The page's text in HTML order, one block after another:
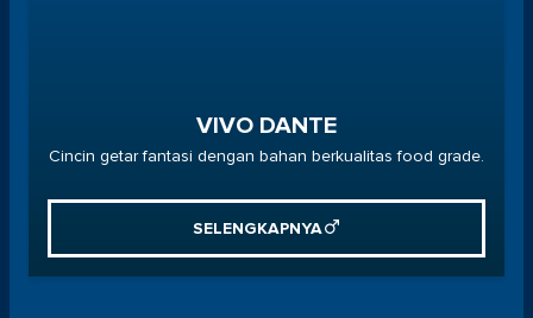
VIVO DANTE
Cincin getar fantasi dengan bahan berkualitas food grade.
SELENGKAPNYA